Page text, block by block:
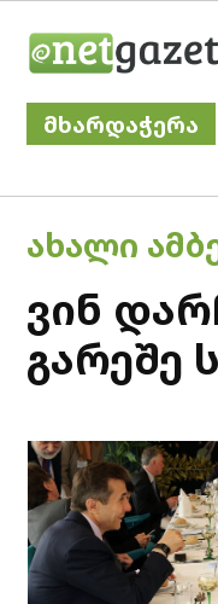
მხარდაჭერა
POSTED
ᲐᲮᲐᲚᲘ
ვინ
გარეშე